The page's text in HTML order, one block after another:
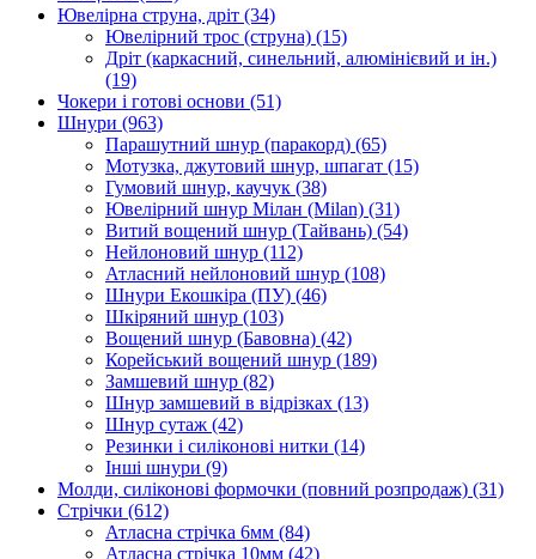
Ювелірна струна, дріт (34)
Ювелірний трос (струна) (15)
Дріт (каркасний, синельний, алюмінієвий и ін.)
(19)
Чокери і готові основи (51)
Шнури (963)
Парашутний шнур (паракорд) (65)
Мотузка, джутовий шнур, шпагат (15)
Гумовий шнур, каучук (38)
Ювелірний шнур Мілан (Milan) (31)
Витий вощений шнур (Тайвань) (54)
Нейлоновий шнур (112)
Атласний нейлоновий шнур (108)
Шнури Екошкіра (ПУ) (46)
Шкіряний шнур (103)
Вощений шнур (Бавовна) (42)
Корейський вощений шнур (189)
Замшевий шнур (82)
Шнур замшевий в відрізках (13)
Шнур сутаж (42)
Резинки і силіконові нитки (14)
Інші шнури (9)
Молди, силіконові формочки (повний розпродаж) (31)
Стрічки (612)
Атласна стрічка 6мм (84)
Атласна стрічка 10мм (42)